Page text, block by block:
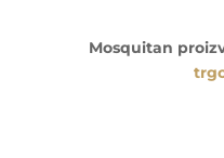
Mosquitan